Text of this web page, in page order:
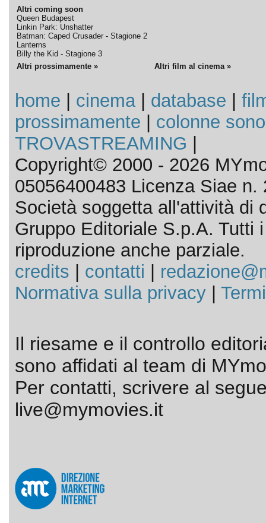
Altri coming soon
Queen Budapest
Linkin Park: Unshatter
Batman: Caped Crusader - Stagione 2
Lanterns
Billy the Kid - Stagione 3
Altri prossimamente »
Altri film al cinema »
home cinema| database
prossimamente
colonne
TROVASTREAMING
Copyright© 2000 - 2026
05056400483 Licenza Siae n.
Società soggetta all'attività di
Gruppo Editoriale S.p.A. Tutti
riproduzione anche parziale.
credits
contatti
Normativa sulla privacy|
Il riesame e il controllo
sono affidati al team di
Per contatti, scrivere al
live@mymovies.it